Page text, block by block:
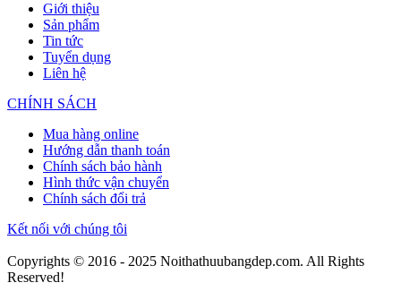
Giới thiệu
Sản phẩm
Tin tức
Tuyển dụng
Liên hệ
CHÍNH SÁCH
Mua hàng online
Hướng dẫn thanh toán
Chính sách bảo hành
Hình thức vận chuyển
Chính sách đổi trả
Kết nối với chúng tôi
Copyrights © 2016 - 2025 Noithathuubangdep.com. All Rights
Reserved!